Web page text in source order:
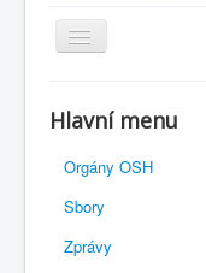
? Sdílený disk
? Připravený občan
✍️ Přihlášky
Hlavní menu
Orgány OSH
Sbory
Zprávy